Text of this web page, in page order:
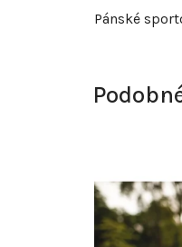
Pánské